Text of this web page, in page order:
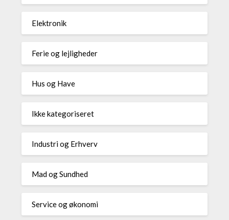
Elektronik
Ferie og lejligheder
Hus og Have
Ikke kategoriseret
Industri og Erhverv
Mad og Sundhed
Service og økonomi